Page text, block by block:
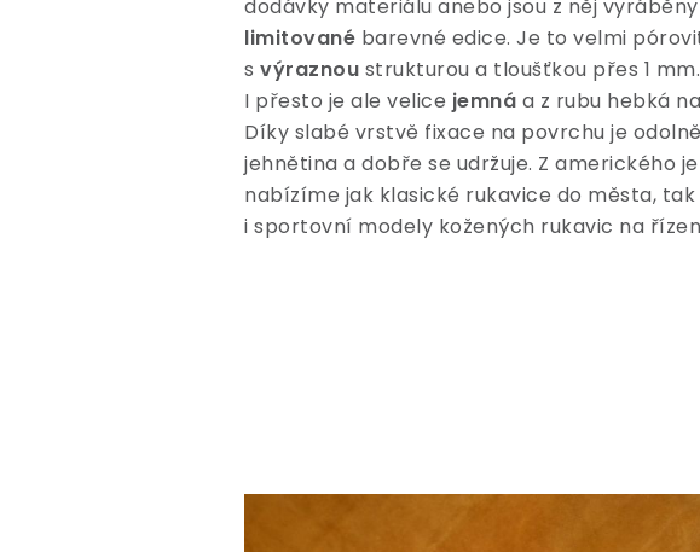
dodávky materiálu anebo jsou z něj vyráběny
limitované barevné edice. Je to velmi
s výraznou strukturou a tloušťkou přes 1 mm.
I přesto je ale velice jemná a z rubu hebká
Díky slabé vrstvě fixace na povrchu je
jehnětina a dobře se udržuje. Z amerického
nabízíme jak klasické rukavice do města, tak
i sportovní modely kožených rukavic na